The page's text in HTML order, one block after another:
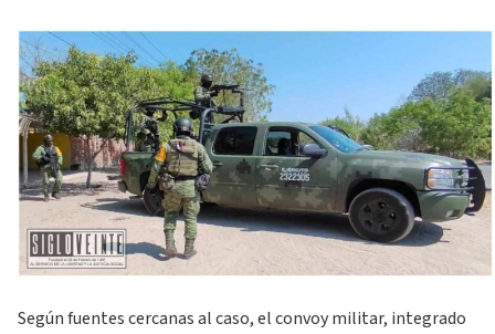
Según fuentes cercanas al caso, el convoy militar, integrado